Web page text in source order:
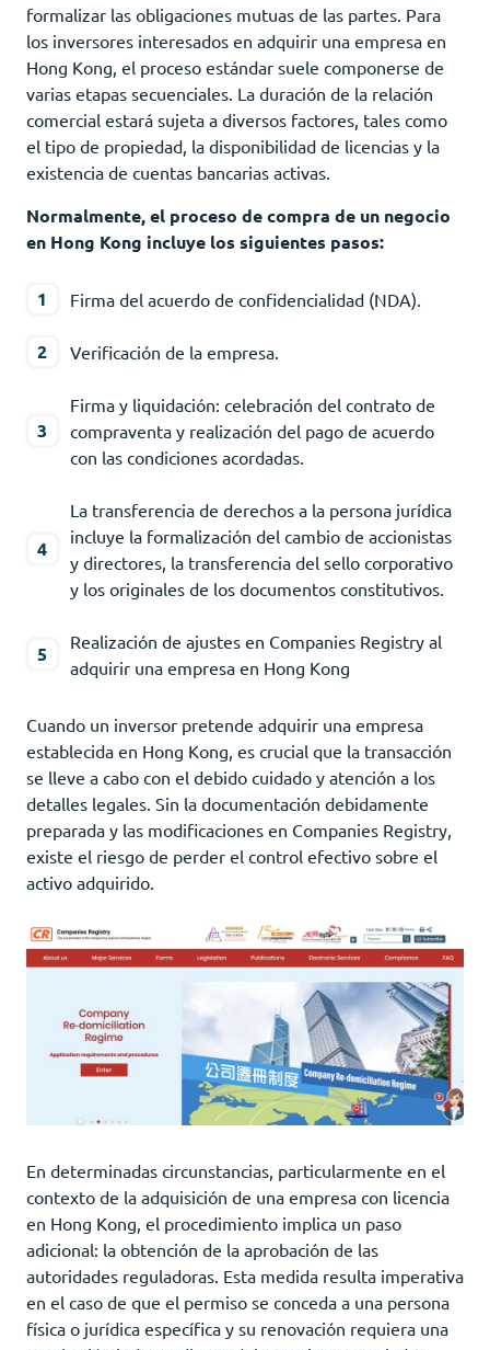
formalizar las obligaciones mutuas de las partes. Para
los inversores interesados en adquirir una empresa en
Hong Kong, el proceso estándar suele componerse de
varias etapas secuenciales. La duración de la relación
comercial estará sujeta a diversos factores, tales como
el tipo de propiedad, la disponibilidad de licencias y la
existencia de cuentas bancarias activas.
Normalmente, el proceso de compra de un negocio
en Hong Kong incluye los siguientes pasos:
Firma del acuerdo de confidencialidad (NDA).
Verificación de la empresa.
Firma y liquidación: celebración del contrato de
compraventa y realización del pago de acuerdo
con las condiciones acordadas.
La transferencia de derechos a la persona jurídica
incluye la formalización del cambio de accionistas
y directores, la transferencia del sello corporativo
y los originales de los documentos constitutivos.
Realización de ajustes en Companies Registry al
adquirir una empresa en Hong Kong
Cuando un inversor pretende adquirir una empresa
establecida en Hong Kong, es crucial que la transacción
se lleve a cabo con el debido cuidado y atención a los
detalles legales. Sin la documentación debidamente
preparada y las modificaciones en Companies Registry,
existe el riesgo de perder el control efectivo sobre el
activo adquirido.
En determinadas circunstancias, particularmente en el
contexto de la adquisición de una empresa con licencia
en Hong Kong, el procedimiento implica un paso
adicional: la obtención de la aprobación de las
autoridades reguladoras. Esta medida resulta imperativa
en el caso de que el permiso se conceda a una persona
física o jurídica específica y su renovación requiera una